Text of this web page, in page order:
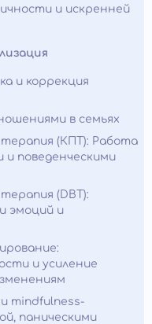
и искренней
и коррекция
в семьях
терапия (КПТ): Работа
поведенческими
(DBT):
эмоций и
и усиление
mindfulness-
паническими